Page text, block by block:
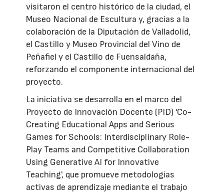
visitaron el centro histórico de la ciudad, el
Museo Nacional de Escultura y, gracias a la
colaboración de la Diputación de Valladolid,
el Castillo y Museo Provincial del Vino de
Peñafiel y el Castillo de Fuensaldaña,
reforzando el componente internacional del
proyecto.
La iniciativa se desarrolla en el marco del
Proyecto de Innovación Docente (PID) 'Co-
Creating Educational Apps and Serious
Games for Schools: Interdisciplinary Role-
Play Teams and Competitive Collaboration
Using Generative AI for Innovative
Teaching', que promueve metodologías
activas de aprendizaje mediante el trabajo